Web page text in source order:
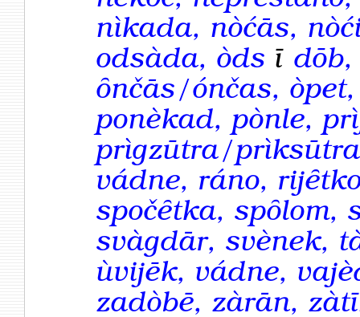
nìkada, nòćās,
odsàda, òds ī
ȏnčās/ónčas,
ponèkad, pònle,
prìgzūtra/
vádne, ráno,
spočȇtka, spȏlom,
svàgdār, svènek,
ùvijēk, vádne,
zadòbē, zàrān,